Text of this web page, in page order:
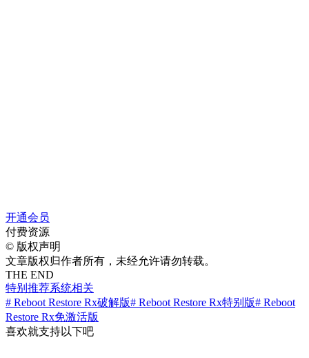
开通会员
付费资源
© 版权声明
文章版权归作者所有，未经允许请勿转载。
THE END
特别推荐系统相关
# Reboot Restore Rx破解版# Reboot Restore Rx特别版# Reboot
Restore Rx免激活版
喜欢就支持以下吧